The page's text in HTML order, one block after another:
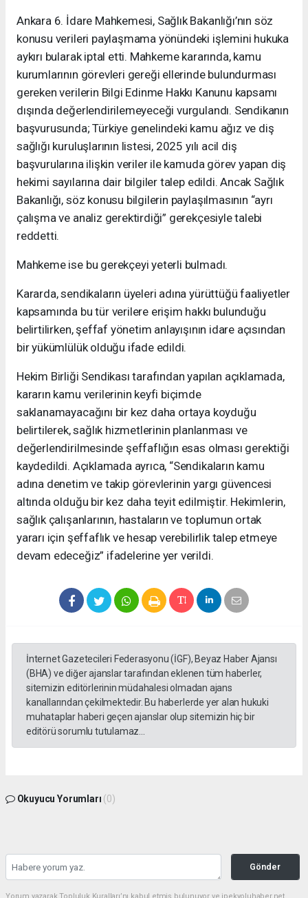
Ankara 6. İdare Mahkemesi, Sağlık Bakanlığı’nın söz
konusu verileri paylaşmama yönündeki işlemini hukuka
aykırı bularak iptal etti. Mahkeme kararında, kamu
kurumlarının görevleri gereği ellerinde bulundurması
gereken verilerin Bilgi Edinme Hakkı Kanunu kapsamı
dışında değerlendirilemeyeceği vurgulandı. Sendikanın
başvurusunda; Türkiye genelindeki kamu ağız ve diş
sağlığı kuruluşlarının listesi, 2025 yılı acil diş
başvurularına ilişkin veriler ile kamuda görev yapan diş
hekimi sayılarına dair bilgiler talep edildi. Ancak Sağlık
Bakanlığı, söz konusu bilgilerin paylaşılmasının “ayrı
çalışma ve analiz gerektirdiği” gerekçesiyle talebi
reddetti.
Mahkeme ise bu gerekçeyi yeterli bulmadı.
Kararda, sendikaların üyeleri adına yürüttüğü faaliyetler
kapsamında bu tür verilere erişim hakkı bulunduğu
belirtilirken, şeffaf yönetim anlayışının idare açısından
bir yükümlülük olduğu ifade edildi.
Hekim Birliği Sendikası tarafından yapılan açıklamada,
kararın kamu verilerinin keyfi biçimde
saklanamayacağını bir kez daha ortaya koyduğu
belirtilerek, sağlık hizmetlerinin planlanması ve
değerlendirilmesinde şeffaflığın esas olması gerektiği
kaydedildi. Açıklamada ayrıca, “Sendikaların kamu
adına denetim ve takip görevlerinin yargı güvencesi
altında olduğu bir kez daha teyit edilmiştir. Hekimlerin,
sağlık çalışanlarının, hastaların ve toplumun ortak
yararı için şeffaflık ve hesap verebilirlik talep etmeye
devam edeceğiz” ifadelerine yer verildi.
İnternet Gazetecileri Federasyonu (İGF), Beyaz Haber Ajansı
(BHA) ve diğer ajanslar tarafından eklenen tüm haberler,
sitemizin editörlerinin müdahalesi olmadan ajans
kanallarından çekilmektedir. Bu haberlerde yer alan hukuki
muhataplar haberi geçen ajanslar olup sitemizin hiç bir
editörü sorumlu tutulamaz...
Okuyucu Yorumları (0)
Gönder
Yorum yazarak Topluluk Kuralları’nı kabul etmiş bulunuyor ve ipekyoluhaber.net